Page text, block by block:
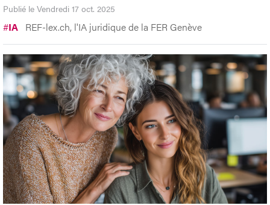
Publié le Vendredi 17 oct. 2025
#IA REF-lex.ch, l'IA juridique de la FER Genève